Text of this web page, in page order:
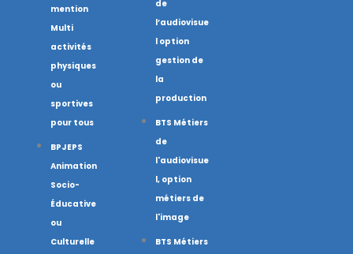
mention
Multi
activités
physiques
ou
sportives
pour tous
BPJEPS
Animation
Socio-
Éducative
ou
Culturelle
de
l’audiovisue
l option
gestion de
la
production
BTS Métiers
de
l'audiovisue
l, option
métiers de
l'image
BTS Métiers